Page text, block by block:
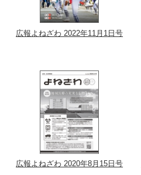
広報よねざわ 2022年11月1日号
広報よねざわ 2020年8月15日号